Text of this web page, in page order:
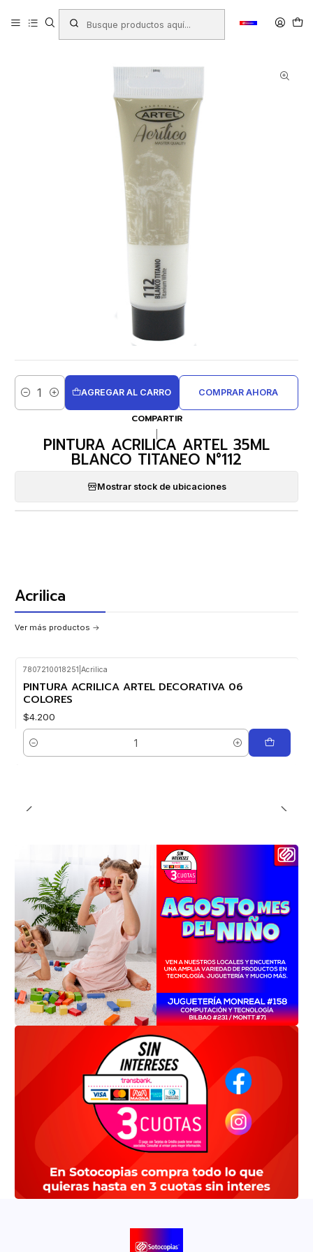
Productos LIBRERIA Arte Pinturas Acrilica
PINTURA ACRILICA ARTEL 35ML BLANCO TITANEO N°112
Cantidad
AGREGAR AL CARRO COMPRAR AHORA
COMPARTIR
PINTURA ACRILICA ARTEL 35ML
BLANCO TITANEO N°112
Mostrar stock de ubicaciones
Acrilica
Ver más productos
7807210018251 Acrilica
PINTURA ACRILICA ARTEL DECORATIVA 06
COLORES
$4.200
Cantidad